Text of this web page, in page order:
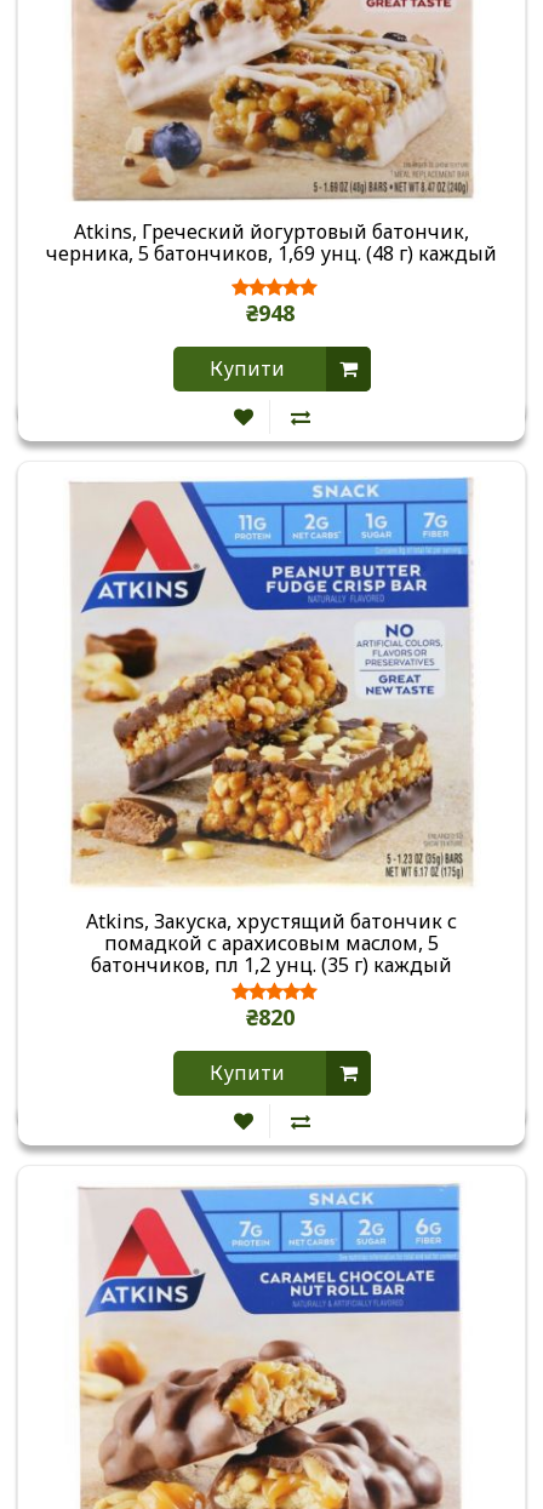
Atkins, Греческий йогуртовый батончик,
черника, 5 батончиков, 1,69 унц. (48 г) каждый
₴948
Купити
Atkins, Закуска, хрустящий батончик с
помадкой с арахисовым маслом, 5
батончиков, пл 1,2 унц. (35 г) каждый
₴820
Купити